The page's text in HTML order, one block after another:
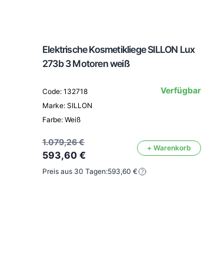
Elektrische Kosmetikliege SILLON Lux
273b 3 Motoren weiß
Code: 132718
Marke: SILLON
Farbe: Weiß
Verfügbar
1.079,26 €
593,60 €
+ Warenkorb
Preis aus 30 Tagen:593,60 €